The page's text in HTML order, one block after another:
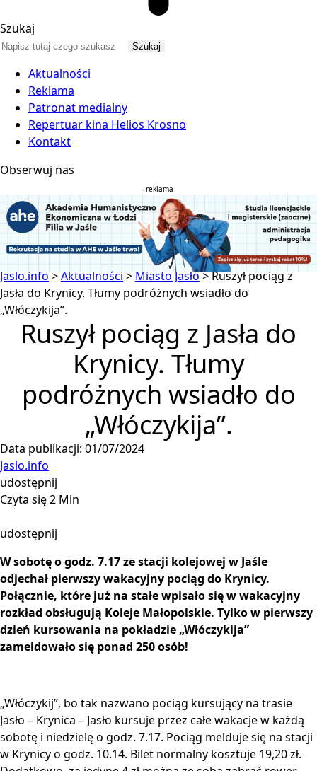
Szukaj
Aktualności
Reklama
Patronat medialny
Repertuar kina Helios Krosno
Kontakt
Obserwuj nas
- reklama-
Jaslo.info>Aktualności > Miasto Jasło>Ruszył pociąg z
Jasła do Krynicy. Tłumy podróżnych wsiadło do
„Włóczykija”.
Ruszył pociąg z Jasła do
Krynicy. Tłumy
podróżnych wsiadło do
„Włóczykija”.
Data publikacji: 01/07/2024
Jaslo.info
udostępnij
Czyta się 2 Min
udostępnij
W sobotę o godz. 7.17 ze stacji kolejowej w Jaśle
odjechał pierwszy wakacyjny pociąg do Krynicy.
Połącznie, które już na stałe wpisało się w wakacyjny
rozkład obsługują Koleje Małopolskie. Tylko w pierwszy
dzień kursowania na pokładzie „Włóczykija”
zameldowało się ponad 250 osób!
„Włóczykij”, bo tak nazwano pociąg kursujący na trasie
Jasło – Krynica – Jasło kursuje przez całe wakacje w każdą
sobotę i niedzielę o godz. 7.17. Pociąg melduje się na stacji
w Krynicy o godz. 10.14. Bilet normalny kosztuje 19,20 zł.